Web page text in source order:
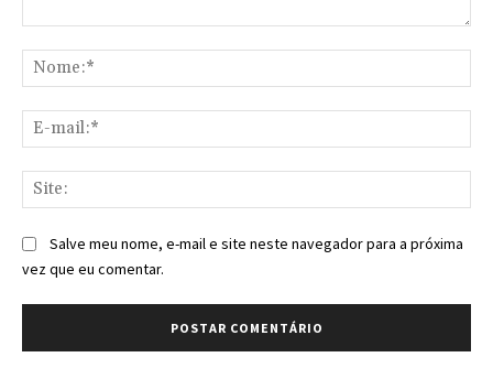
Salve meu nome, e-mail e site neste navegador para a próxima
vez que eu comentar.